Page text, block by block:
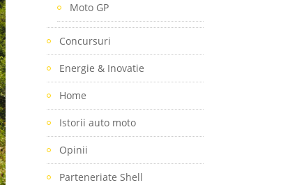
Moto GP
Concursuri
Energie & Inovatie
Home
Istorii auto moto
Opinii
Parteneriate Shell